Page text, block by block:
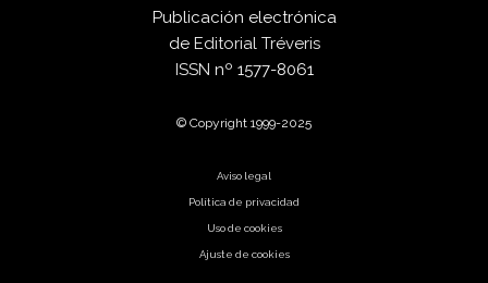
Publicación electrónica
de Editorial Tréveris
ISSN nº 1577-8061
© Copyright 1999-2025
Aviso legal
Política de privacidad
Uso de cookies
Ajuste de cookies